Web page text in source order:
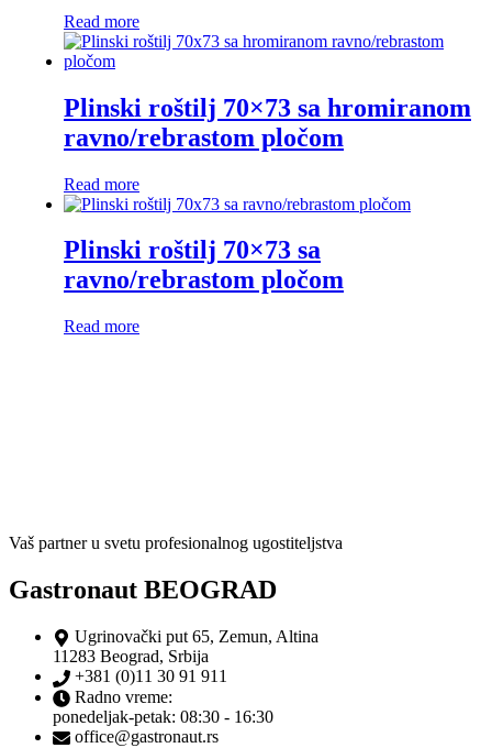
Read more
Plinski roštilj 70×73 sa hromiranom
ravno/rebrastom pločom
Read more
Plinski roštilj 70×73 sa
ravno/rebrastom pločom
Read more
Vaš partner u svetu profesionalnog ugostiteljstva
Gastronaut BEOGRAD
Ugrinovački put 65, Zemun, Altina
11283 Beograd, Srbija
+381 (0)11 30 91 911
Radno vreme:
ponedeljak-petak: 08:30 - 16:30
office@gastronaut.rs